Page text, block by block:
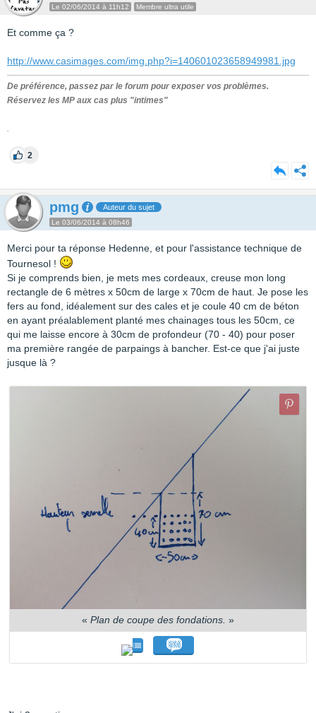
Le 02/06/2014 à 11h12 Membre ultra utile
Et comme ça ?
http://www.casimages.com/img.php?i=140601023658949981.jpg
De préférence, passez par le forum pour exposer vos problèmes.
Réservez les MP aux cas plus "intimes"
.
2
pmg Auteur du sujet
Le 03/06/2014 à 08h46
Merci pour ta réponse Hedenne, et pour l'assistance technique de
Tournesol !
Si je comprends bien, je mets mes cordeaux, creuse mon long
rectangle de 6 mètres x 50cm de large x 70cm de haut. Je pose les
fers au fond, idéalement sur des cales et je coule 40 cm de béton
en ayant préalablement planté mes chainages tous les 50cm, ce
qui me laisse encore à 30cm de profondeur (70 - 40) pour poser
ma première rangée de parpaings à bancher. Est-ce que j'ai juste
jusque là ?
« Plan de coupe des fondations. »